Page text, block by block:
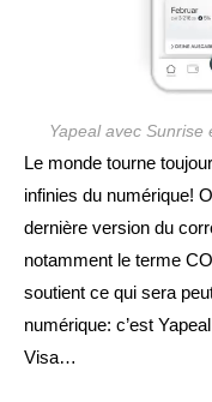
Yapeal avec Sunrise
Le monde tourne
infinies du numérique!
dernière version du
notamment le terme
soutient ce qui sera
numérique: c’est
Visa…